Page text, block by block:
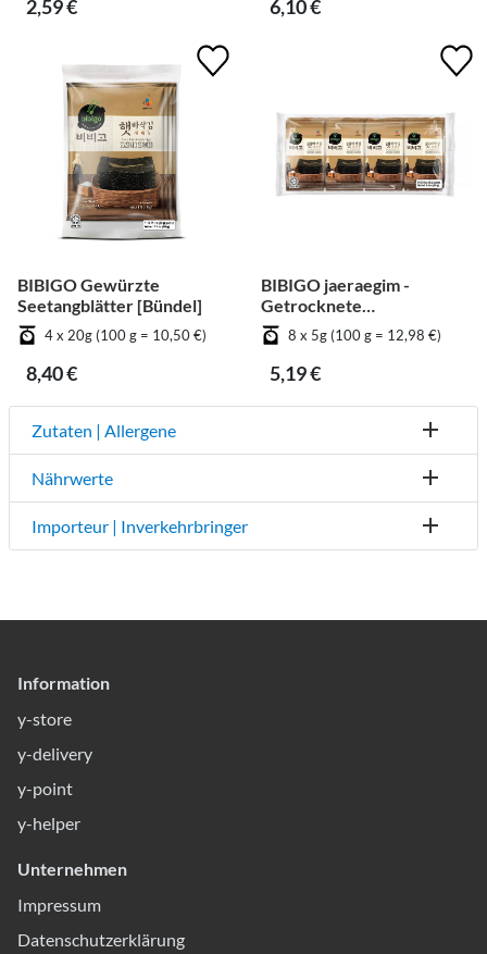
2,59 € 6,10 €
BIBIGO Gewürzte
Seetangblätter [Bündel]
4 x 20g (100 g = 10,50 €)
8,40 €
BIBIGO jaeraegim -
Getrocknete
Seetangblätter -
Geschnitten [Bündel]
8 x 5g (100 g = 12,98 €)
5,19 €
Zutaten | Allergene
Nährwerte
Importeur | Inverkehrbringer
Information
y-store
y-delivery
y-point
y-helper
Unternehmen
Impressum
Datenschutzerklärung